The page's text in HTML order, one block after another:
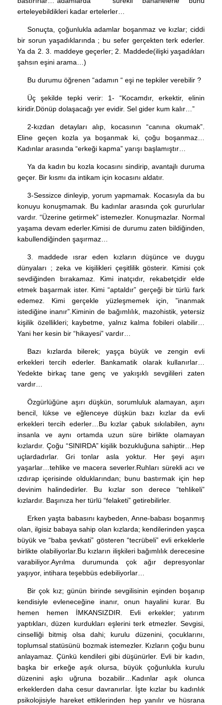
erteleyebildikleri kadar ertelerler…
Sonuçta, çoğunlukla adamlar boşanmaz ve kızlar; ciddi
bir sorun yaşadıklarında ; bu sefer gerçekten terk ederler.
Ya da 2. 3. maddeye geçerler; 2. Maddede(ilişki yaşadıkları
şahsın eşini arama…)
Bu durumu öğrenen “adamın “ eşi ne tepkiler verebilir ?
Üç şekilde tepki verir: 1- “Kocamdır, erkektir, elinin
kiridir.Dönüp dolaşacağı yer evidir. Sel gider kum kalır…”
2-kızdan detayları alıp, kocasının “canına okumak”.
Eline geçen kozla ya boşanmak ki, çoğu boşanmaz…
Kadınlar arasında “erkeği kapma” yarışı başlamıştır…
Ya da kadın bu kozla kocasını sindirip, avantajlı duruma
geçer. Bir kısmı da intikam için kocasını aldatır.
3-Sessizce dinleyip, yorum yapmamak. Kocasıyla da bu
konuyu konuşmamak. Bu kadınlar arasında çok gururlular
vardır. “Üzerine getirmek” istemezler. Konuşmazlar. Normal
yaşama devam ederler.Kimisi de durumu zaten bildiğinden,
kabullendiğinden şaşırmaz…
3. maddede ısrar eden kızların düşünce ve duygu
dünyaları ; zeka ve kişilikleri çeşitlilik gösterir. Kimisi çok
sevdiğinden bırakamaz. Kimi inatçıdır, rekabetçidir elde
etmek başarmak ister. Kimi “aptaldır” gerçeği bir türlü fark
edemez. Kimi gerçekle yüzleşmemek için, ”inanmak
istediğine inanır”.Kiminin de bağımlılık, mazohistik, yetersiz
kişilik özellikleri; kaybetme, yalnız kalma fobileri olabilir…
Yani her kesin bir “hikayesi” vardır…
Bazı kızlarda bilerek; yaşça büyük ve zengin evli
erkekleri tercih ederler. Bankamatik olarak kullanırlar…
Yedekte birkaç tane genç ve yakışıklı sevgilileri zaten
vardır…
Özgürlüğüne aşırı düşkün, sorumluluk alamayan, aşırı
bencil, lükse ve eğlenceye düşkün bazı kızlar da evli
erkekleri tercih ederler…Bu kızlar çabuk sıkılabilen, aynı
insanla ve aynı ortamda uzun süre birlikte olamayan
kızlardır. Çoğu “SINIRDA” kişilik bozukluğuna sahiptir…Hep
uçlardadırlar. Gri tonlar asla yoktur. Her şeyi aşırı
yaşarlar…tehlike ve macera severler.Ruhları sürekli acı ve
ızdırap içerisinde olduklarından; bunu bastırmak için hep
devinim halindedirler. Bu kızlar son derece “tehlikeli”
kızlardır. Başınıza her türlü “felaketi” getirebilirler.
Erken yaşta babasını kaybeden, Anne-babası boşanmış
olan, ilgisiz babaya sahip olan kızlarda; kendilerinden yaşca
büyük ve “baba şevkati” gösteren “tecrübeli” evli erkeklerle
birlikte olabiliyorlar.Bu kızların ilişkileri bağımlılık derecesine
varabiliyor.Ayrılma durumunda çok ağır depresyonlar
yaşıyor, intihara teşebbüs edebiliyorlar…
Bir çok kız; günün birinde sevgilisinin eşinden boşanıp
kendisiyle evleneceğine inanır, onun hayalini kurar. Bu
hemen hemen İMKANSIZDIR. Evli erkekler; yatırım
yaptıkları, düzen kurdukları eşlerini terk etmezler. Sevgisi,
cinselliği bitmiş olsa dahi; kurulu düzenini, çocuklarını,
toplumsal statüsünü bozmak istemezler. Kızların çoğu bunu
anlayamaz. Çünkü kendileri gibi düşünürler. Evli bir kadın,
başka bir erkeğe aşık olursa, büyük çoğunlukla kurulu
düzenini aşkı uğruna bozabilir…Kadınlar aşık olunca
erkeklerden daha cesur davranırlar. İşte kızlar bu kadınlık
psikolojisiyle hareket ettiklerinden hep yanılır ve hüsrana